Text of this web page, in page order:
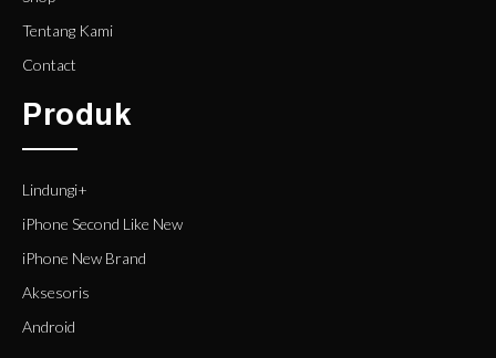
Tentang Kami
Contact
Produk
Lindungi+
iPhone Second Like New
iPhone New Brand
Aksesoris
Android